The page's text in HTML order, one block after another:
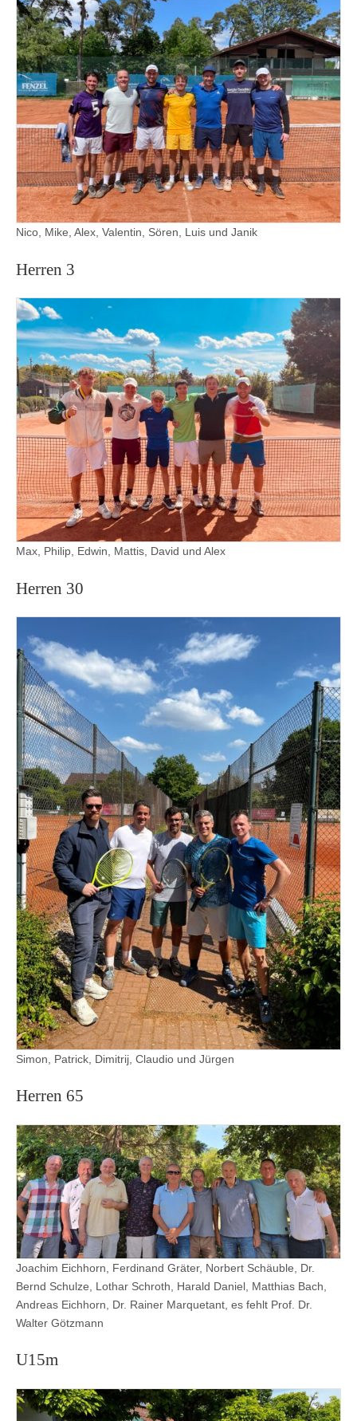
Nico, Mike, Alex, Valentin, Sören, Luis und Janik
Herren 3
Max, Philip, Edwin, Mattis, David und Alex
Herren 30
Simon, Patrick, Dimitrij, Claudio und Jürgen
Herren 65
Joachim Eichhorn, Ferdinand Gräter, Norbert Schäuble, Dr.
Bernd Schulze, Lothar Schroth, Harald Daniel, Matthias Bach,
Andreas Eichhorn, Dr. Rainer Marquetant, es fehlt Prof. Dr.
Walter Götzmann
U15m